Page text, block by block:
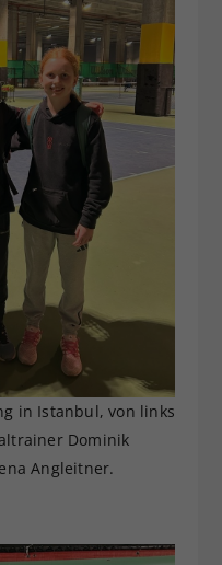
in Istanbul, von links
Dominik
Angleitner.